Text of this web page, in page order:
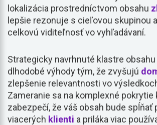
lokalizácia prostredníctvom obsahu
lepšie rezonuje s cieľovou skupinou
celkovú viditeľnosť vo vyhľadávaní.
Strategicky navrhnuté klastre
dlhodobé výhody tým, že zvyšujú
zlepšenie relevantnosti vo
Zameranie sa na komplexné
zabezpečí, že váš obsah bude spĺňať
viacerých klienti a priláka viac